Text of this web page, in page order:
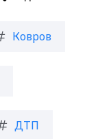
Ковров
ДТП